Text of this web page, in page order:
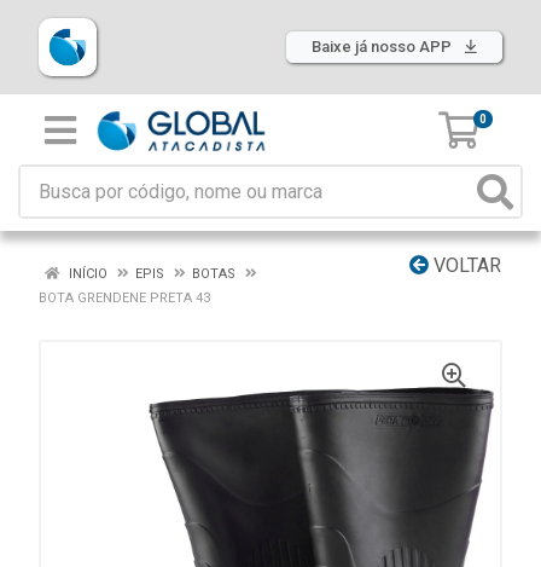
Baixe já nosso APP
0
VOLTAR
INÍCIO EPIS
BOTAS
BOTA GRENDENE PRETA 43